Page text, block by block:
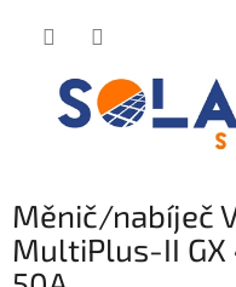
Měnič/nabíječ
MultiPlus-II